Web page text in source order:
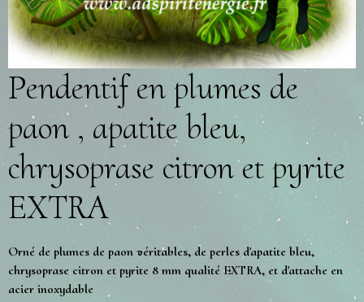
Pendentif en plumes de
paon , apatite bleu,
chrysoprase citron et pyrite
EXTRA
Orné de plumes de paon véritables, de perles d'apatite bleu,
chrysoprase citron et pyrite 8 mm qualité EXTRA, et d'attache en
acier inoxydable